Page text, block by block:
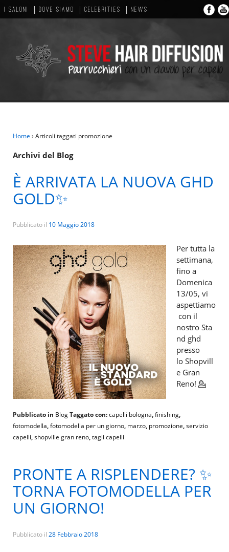
I SALONI DOVE SIAMO CELEBRITIES NEWS
Home › Articoli taggati promozione
Archivi del Blog
È ARRIVATA LA NUOVA GHD
GOLD✨
Pubblicato il 10 Maggio 2018
Per tutta la
settimana,
fino a
Domenica
13/05, vi
aspettiamo
con il
nostro Sta
nd ghd
presso
lo Shopvill
e Gran
Reno! 💁
Pubblicato in BlogTaggato con:capelli bologna,finishing,
fotomodella,fotomodella per un giorno, marzo, promozione,servizio
capelli,shopville gran reno,tagli capelli
PRONTE A RISPLENDERE? ✨
TORNA FOTOMODELLA PER
UN GIORNO!
Pubblicato il 28 Febbraio 2018